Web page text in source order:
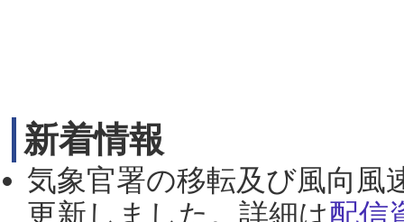
新着情報
気象官署の移転及び風向風
更新しました。詳細は配信